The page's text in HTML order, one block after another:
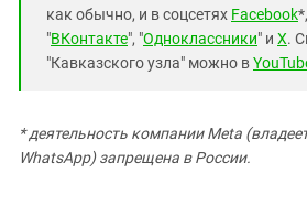
как обычно, и в соцсетях Facebook*,
"ВКонтакте", "Одноклассники" и X.
"Кавказского узла" можно в
* деятельность компании Meta
WhatsApp) запрещена в России.